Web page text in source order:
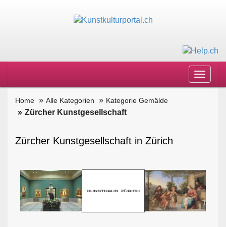
Toggle
Home Alle Kategorien Kategorie Gemälde
Zürcher Kunstgesellschaft
Zürcher Kunstgesellschaft in Zürich